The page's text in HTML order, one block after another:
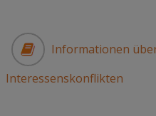
Informationen
Interessenskonflikten